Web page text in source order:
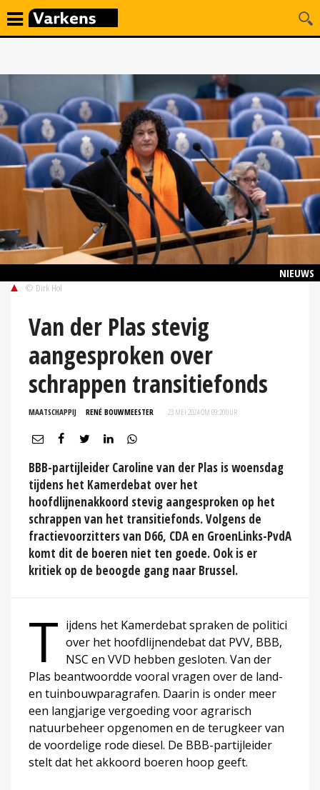
NIEUWS
© Dirk Hol
Van der Plas stevig
aangesproken over
schrappen transitiefonds
MAATSCHAPPIJ RENÉ BOUWMEESTER 23 MEI 2024 OM 09:20UUR
BBB-partijleider Caroline van der Plas is woensdag
tijdens het Kamerdebat over het
hoofdlijnenakkoord stevig aangesproken op het
schrappen van het transitiefonds. Volgens de
fractievoorzitters van D66, CDA en GroenLinks-PvdA
komt dit de boeren niet ten goede. Ook is er
kritiek op de beoogde gang naar Brussel.
T ijdens het Kamerdebat spraken de politici
over het hoofdlijnendebat dat PVV, BBB,
NSC en VVD hebben gesloten. Van der
Plas beantwoordde vooral vragen over de land-
en tuinbouwparagrafen. Daarin is onder meer
een langjarige vergoeding voor agrarisch
natuurbeheer opgenomen en de terugkeer van
de voordelige rode diesel. De BBB-partijleider
stelt dat het akkoord boeren hoop geeft.